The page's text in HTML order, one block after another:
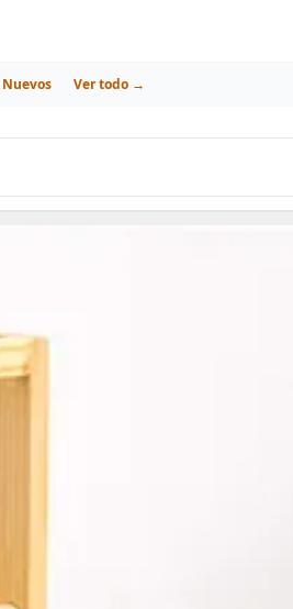
Nuevos Ver todo →